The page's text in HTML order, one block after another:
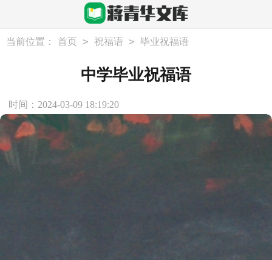
当前位置： 首页 > 祝福语 > 毕业祝福语
中学毕业祝福语
时间：2024-03-09 18:19:20